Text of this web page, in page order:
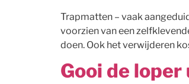
Trapmatten – vaak
voorzien van een
doen. Ook het verwijderen
Gooi de